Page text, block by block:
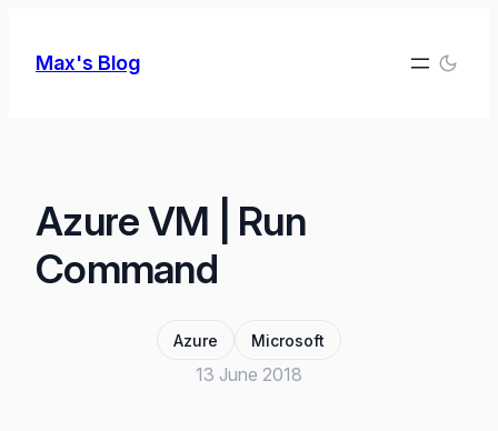
Max's Blog
Azure VM | Run
Command
Azure Microsoft
13 June 2018